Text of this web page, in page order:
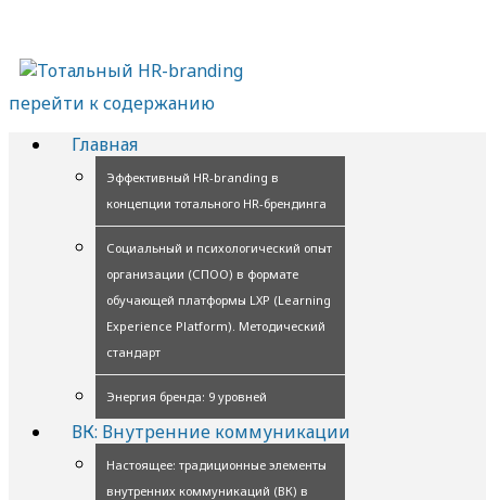
перейти к содержанию
Главная
Эффективный HR-branding в
концепции тотального HR-брендинга
Социальный и психологический опыт
организации (СПОО) в формате
обучающей платформы LXP (Learning
Experience Platform). Методический
стандарт
Энергия бренда: 9 уровней
ВК: Внутренние коммуникации
Настоящее: традиционные элементы
внутренних коммуникаций (ВК) в